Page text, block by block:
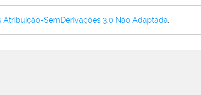
Atribuição-SemDerivações 3.0 Não Adaptada.